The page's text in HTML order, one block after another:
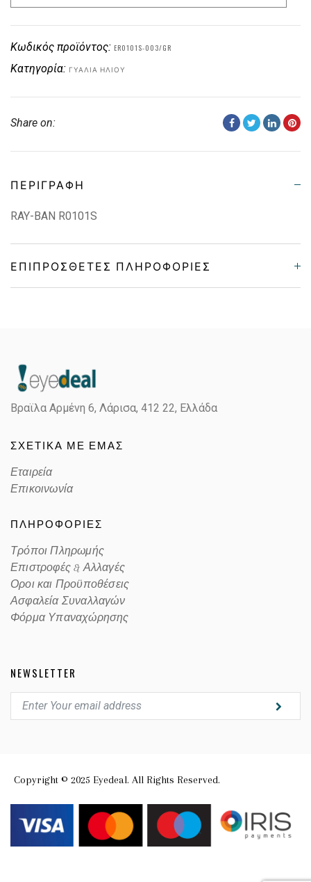
Κωδικός προϊόντος: ER0101S-003/GR
Κατηγορία: ΓΥΑΛΙΆ ΗΛΊΟΥ
Share on:
ΠΕΡΙΓΡΑΦΉ
RAY-BAN R0101S
ΕΠΙΠΡΌΣΘΕΤΕΣ ΠΛΗΡΟΦΟΡΊΕΣ
Color
Lens Color GRAY
Color code
Βραϊλα Αρμένη 6, Λάρισα, 412 22, Ελλάδα
ΣΧΕΤΙΚΑ ΜΕ ΕΜΑΣ
Εταιρεία
Επικοινωνία
ΠΛΗΡΟΦΟΡΙΕΣ
Τρόποι Πληρωμής
Επιστροφές & Αλλαγές
Οροι και Προϋποθέσεις
Ασφαλεία Συναλλαγών
Φόρμα Υπαναχώρησης
NEWSLETTER
Copyright © 2025 Eyedeal. All Rights Reserved.